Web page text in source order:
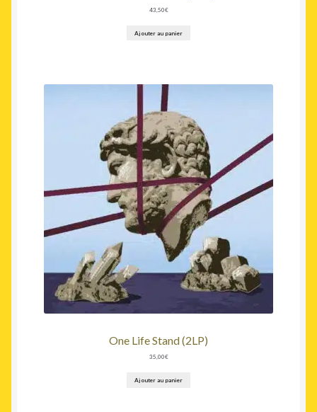
43,50€
Ajouter au panier
One Life Stand (2LP)
35,00€
Ajouter au panier